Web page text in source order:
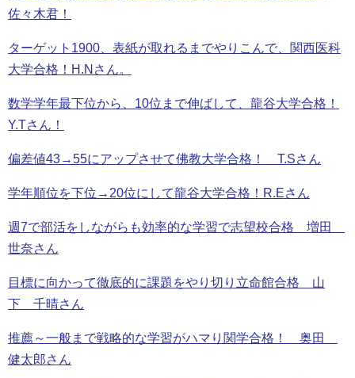
佐々木君！
ターゲット1900、表紙が取れるまでやりこんで、関西医科
大学合格！H.Nさん。
数学学年最下位から、10位まで伸ばして、龍谷大学合格！
Y.Tさん！
偏差値43→55にアップさせて佛教大学合格！ T.Sさん
学年順位を下位→20位にして龍谷大学合格！R.Eさん
週7で部活をしながらも効率的な学習で志望校合格 増田
世奈さん
目標に向かって徹底的に課題をやり切り立命館合格 山
下 千晴さん
推薦～一般まで戦略的な学習がハマり関学合格！ 奥田
健太郎さん